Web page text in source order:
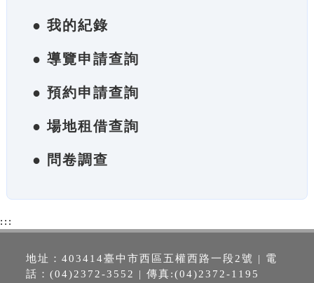
● 我的紀錄
● 導覽申請查詢
● 預約申請查詢
● 場地租借查詢
● 問卷調查
:::
地址：403414臺中市西區五權西路一段2號 | 電
話：(04)2372-3552 | 傳真:(04)2372-1195